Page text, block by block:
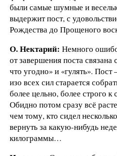
были самые шумные и
выдержит пост, с
Рождества до Прощеного
О. Нектарий: Немного
от завершения поста
что угодно» и «гулять». Пост
изо всех сил старается
более цельно, более строго к
Обидно потом сразу всё
чем тому, кто сидел
вернуть за какую-нибудь
килограммы…